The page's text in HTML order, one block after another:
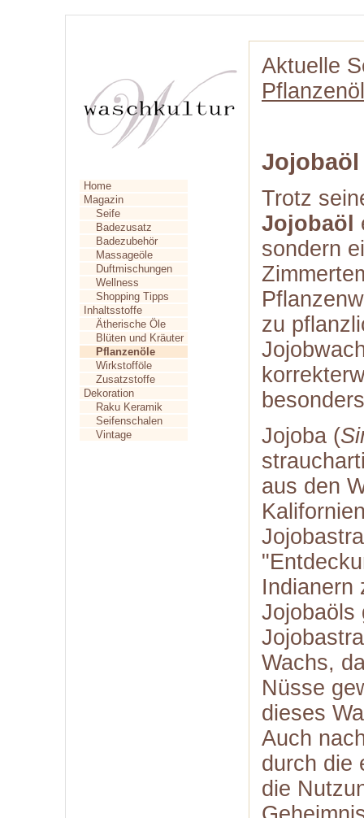
Home
Magazin
Seife
Badezusatz
Badezubehör
Massageöle
Duftmischungen
Wellness
Shopping Tipps
Inhaltsstoffe
Ätherische Öle
Blüten und Kräuter
Pflanzenöle
Wirkstofföle
Zusatzstoffe
Dekoration
Raku Keramik
Seifenschalen
Vintage
Aktuelle
Jojobaöl
Trotz
Jojobaöl
sondern
zu
Jojoba (
aus den
Indianern
Jojobaöls
Wachs,
Nüsse
dieses
Auch
durch die
die